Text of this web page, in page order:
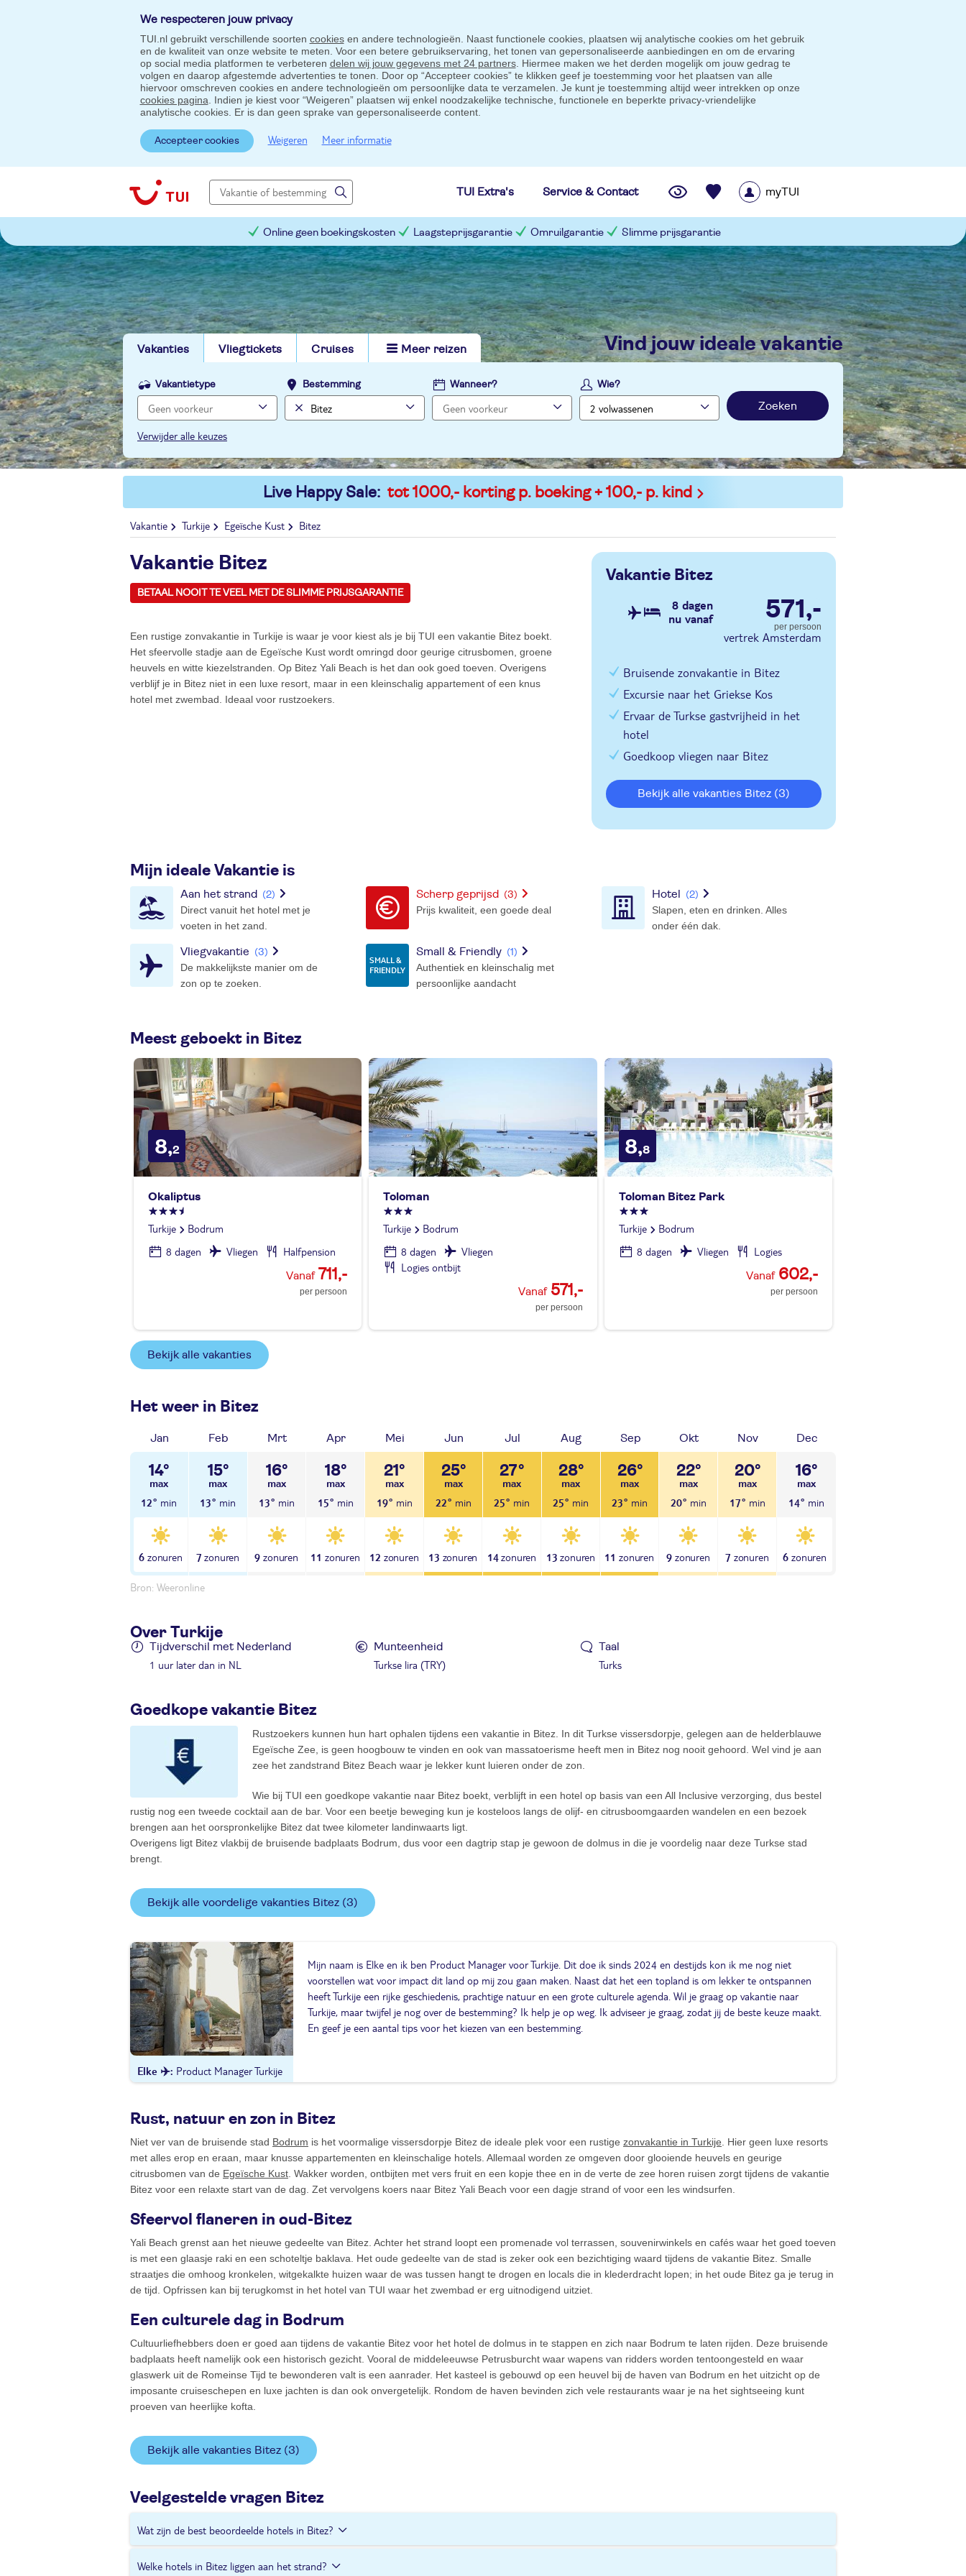
We respecteren jouw privacy
TUI.nl gebruikt verschillende soorten cookiesen andere technologieën. Naast functionele cookies, plaatsen wij analytische cookies om het gebruik
en de kwaliteit van onze website te meten. Voor een betere gebruikservaring, het tonen van gepersonaliseerde aanbiedingen en om de ervaring
op social media platformen te verbeteren delen wij jouw gegevens met 24 partners. Hiermee maken we het derden mogelijk om jouw gedrag te
volgen en daarop afgestemde advertenties te tonen. Door op “Accepteer cookies” te klikken geef je toestemming voor het plaatsen van alle
hiervoor omschreven cookies en andere technologieën om persoonlijke data te verzamelen. Je kunt je toestemming altijd weer intrekken op onze
cookies pagina . Indien je kiest voor “Weigeren” plaatsen wij enkel noodzakelijke technische, functionele en beperkte privacy-vriendelijke
analytische cookies. Er is dan geen sprake van gepersonaliseerde content.
Accepteer cookies Weigeren Meer informatie
TUI Extra's Service & Contact myTUI
Online geen boekingskosten Laagsteprijsgarantie Omruilgarantie Slimme prijsgarantie
Vakanties Vliegtickets Cruises Meer reizen vind jouw ideale vakantie
Vakantietype Bestemming Wanneer? Wie?
Zoeken
Verwijder alle keuzes
Live Happy Sale: tot 1000,- korting p. boeking + 100,- p. kind
Vakantie Turkije Egeïsche Kust Bitez
Vakantie Bitez
BETAAL NOOIT TE VEEL MET DE SLIMME PRIJSGARANTIE
Een rustige zonvakantie in Turkije is waar je voor kiest als je bij TUI een vakantie Bitez boekt.
Het sfeervolle stadje aan de Egeïsche Kust wordt omringd door geurige citrusbomen, groene
heuvels en witte kiezelstranden. Op Bitez Yali Beach is het dan ook goed toeven. Overigens
verblijf je in Bitez niet in een luxe resort, maar in een kleinschalig appartement of een knus
hotel met zwembad. Ideaal voor rustzoekers.
Vakantie Bitez
8 dagen
nu vanaf
571,-
per persoon
vertrek Amsterdam
Bruisende zonvakantie in Bitez
Excursie naar het Griekse Kos
Ervaar de Turkse gastvrijheid in het
hotel
Goedkoop vliegen naar Bitez
Bekijk alle vakanties Bitez (3)
Mijn ideale Vakantie is
Aan het strand (2)
Direct vanuit het hotel met je
voeten in het zand.
Scherp geprijsd (3)
Prijs kwaliteit, een goede deal
Hotel (2)
Slapen, eten en drinken. Alles
onder één dak.
Vliegvakantie (3)
De makkelijkste manier om de
zon op te zoeken.
Small & Friendly (1)
Authentiek en kleinschalig met
persoonlijke aandacht
Meest geboekt in Bitez
8,2
Okaliptus
Turkije
Bodrum
8 dagen
Vliegen Halfpension
711,-
per persoon
Toloman
Turkije
Bodrum
8 dagen
Vliegen
Logies ontbijt
571,-
per persoon
8,8
Toloman Bitez Park
Turkije
Bodrum
8 dagen
Vliegen Logies
602,-
per persoon
Bekijk alle vakanties
Het weer in Bitez
Jan
14°
12°
6
Feb
15°
13°
7
Mrt
16°
13°
9
Apr
18°
15°
11
Mei
21°
19°
12
Jun
25°
22°
13
Jul
27°
25°
14
Aug
28°
25°
13
Sep
26°
23°
11
Okt
22°
20°
9
Nov
20°
17°
7
Dec
16°
14°
6
Bron: Weeronline
Over Turkije
Tijdverschil met Nederland
1 uur later dan in NL
Munteenheid
Turkse lira (TRY)
Taal
Turks
Goedkope vakantie Bitez
Rustzoekers kunnen hun hart ophalen tijdens een vakantie in Bitez. In dit Turkse vissersdorpje, gelegen aan de helderblauwe
Egeïsche Zee, is geen hoogbouw te vinden en ook van massatoerisme heeft men in Bitez nog nooit gehoord. Wel vind je aan
zee het zandstrand Bitez Beach waar je lekker kunt luieren onder de zon.
Wie bij TUI een goedkope vakantie naar Bitez boekt, verblijft in een hotel op basis van een All Inclusive verzorging, dus bestel
rustig nog een tweede cocktail aan de bar. Voor een beetje beweging kun je kosteloos langs de olijf- en citrusboomgaarden wandelen en een bezoek
brengen aan het oorspronkelijke Bitez dat twee kilometer landinwaarts ligt.
Overigens ligt Bitez vlakbij de bruisende badplaats Bodrum, dus voor een dagtrip stap je gewoon de dolmus in die je voordelig naar deze Turkse stad
brengt.
Bekijk alle voordelige vakanties Bitez (3)
Elke ✈️ Product Manager Turkije
Mijn naam is Elke en ik ben Product Manager voor Turkije. Dit doe ik sinds 2024 en destijds kon ik me nog niet
voorstellen wat voor impact dit land op mij zou gaan maken. Naast dat het een topland is om lekker te ontspannen
heeft Turkije een rijke geschiedenis, prachtige natuur en een grote culturele agenda. Wil je graag op vakantie naar
Turkije, maar twijfel je nog over de bestemming? Ik help je op weg. Ik adviseer je graag, zodat jij de beste keuze maakt.
En geef je een aantal tips voor het kiezen van een bestemming.
Rust, natuur en zon in Bitez
Niet ver van de bruisende stad Bodrum is het voormalige vissersdorpje Bitez de ideale plek voor een rustige zonvakantie in Turkije . Hier geen luxe resorts
met alles erop en eraan, maar knusse appartementen en kleinschalige hotels. Allemaal worden ze omgeven door glooiende heuvels en geurige
citrusbomen van de Egeïsche Kust . Wakker worden, ontbijten met vers fruit en een kopje thee en in de verte de zee horen ruisen zorgt tijdens de vakantie
Bitez voor een relaxte start van de dag. Zet vervolgens koers naar Bitez Yali Beach voor een dagje strand of voor een les windsurfen.
Sfeervol flaneren in oud-Bitez
Yali Beach grenst aan het nieuwe gedeelte van Bitez. Achter het strand loopt een promenade vol terrassen, souvenirwinkels en cafés waar het goed toeven
is met een glaasje raki en een schoteltje baklava. Het oude gedeelte van de stad is zeker ook een bezichtiging waard tijdens de vakantie Bitez. Smalle
straatjes die omhoog kronkelen, witgekalkte huizen waar de was tussen hangt te drogen en locals die in klederdracht lopen; in het oude Bitez ga je terug in
de tijd. Opfrissen kan bij terugkomst in het hotel van TUI waar het zwembad er erg uitnodigend uitziet.
Een culturele dag in Bodrum
Cultuurliefhebbers doen er goed aan tijdens de vakantie Bitez voor het hotel de dolmus in te stappen en zich naar Bodrum te laten rijden. Deze bruisende
badplaats heeft namelijk ook een historisch gezicht. Vooral de middeleeuwse Petrusburcht waar wapens van ridders worden tentoongesteld en waar
glaswerk uit de Romeinse Tijd te bewonderen valt is een aanrader. Het kasteel is gebouwd op een heuvel bij de haven van Bodrum en het uitzicht op de
imposante cruiseschepen en luxe jachten is dan ook onvergetelijk. Rondom de haven bevinden zich vele restaurants waar je na het sightseeing kunt
proeven van heerlijke kofta.
Bekijk alle vakanties Bitez (3)
Veelgestelde vragen Bitez
Wat zijn de best beoordeelde hotels in Bitez?
Bitez ParkenOkaliptuszijn de best beoordeelde hotels in Bitez.
Welke hotels in Bitez liggen aan het strand?